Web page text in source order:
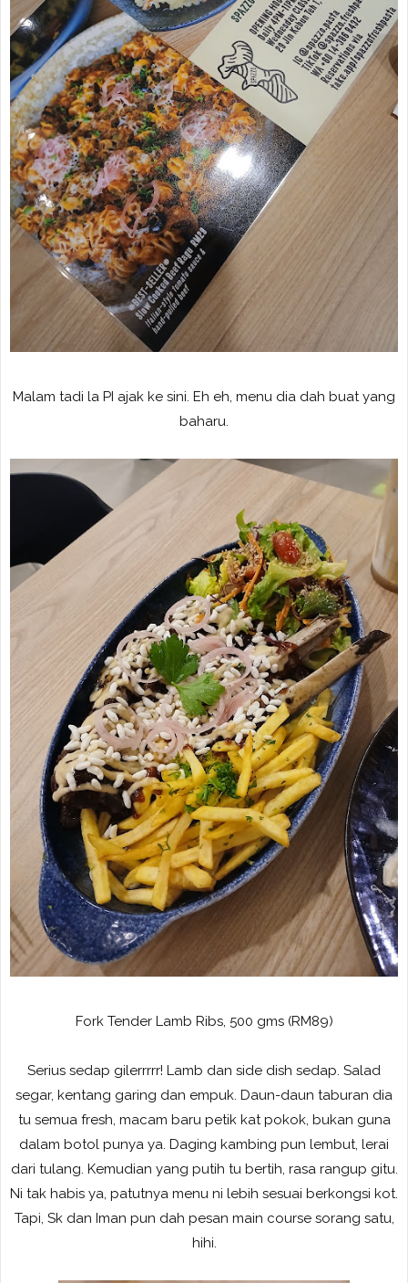
Malam tadi la PI ajak ke sini. Eh eh, menu dia dah buat yang
baharu.
Fork Tender Lamb Ribs, 500 gms (RM89)
Serius sedap gilerrrrr! Lamb dan side dish sedap. Salad
segar, kentang garing dan empuk. Daun-daun taburan dia
tu semua fresh, macam baru petik kat pokok, bukan guna
dalam botol punya ya. Daging kambing pun lembut, lerai
dari tulang. Kemudian yang putih tu bertih, rasa rangup gitu.
Ni tak habis ya, patutnya menu ni lebih sesuai berkongsi kot.
Tapi, Sk dan Iman pun dah pesan main course sorang satu,
hihi.